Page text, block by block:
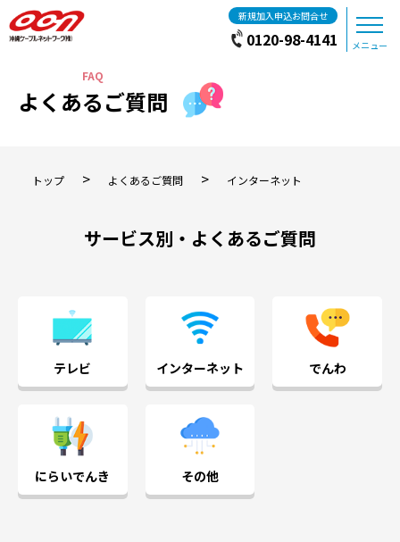
新規加入申込お問合せ
0120-98-4141 メニュー
よくあるご質問
トップ > よくあるご質問 > インターネット
サービス別・よくあるご質問
テレビ インターネット でんわ
にらいでんき その他